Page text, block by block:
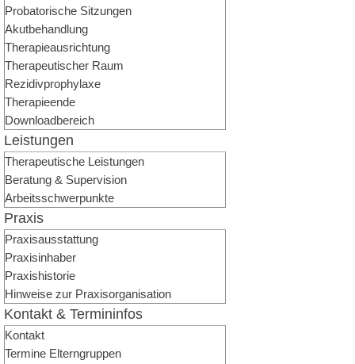
Probatorische Sitzungen
Akutbehandlung
Therapieausrichtung
Therapeutischer Raum
Rezidivprophylaxe
Therapieende
Downloadbereich
Leistungen
Therapeutische Leistungen
Beratung & Supervision
Arbeitsschwerpunkte
Praxis
Praxisausstattung
Praxisinhaber
Praxishistorie
Hinweise zur Praxisorganisation
Kontakt & Termininfos
Kontakt
Termine Elterngruppen